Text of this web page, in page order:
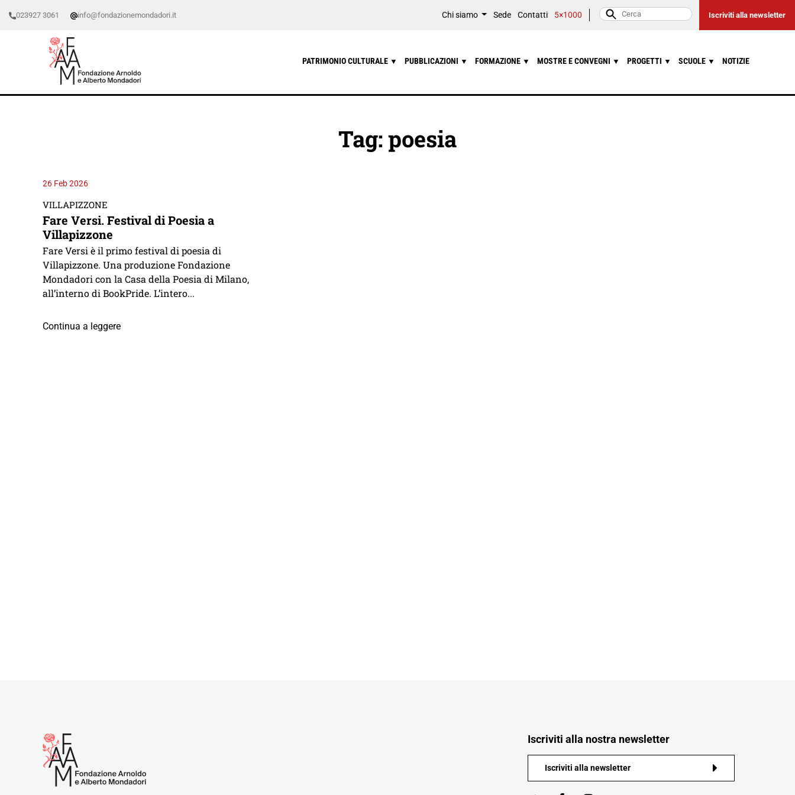
023927 3061 info@fondazionemondadori.it Chi siamo Sede Contatti 5×1000 Iscriviti alla newsletter
PATRIMONIO CULTURALE ▼ PUBBLICAZIONI ▼ FORMAZIONE ▼ MOSTRE E CONVEGNI ▼ PROGETTI ▼ SCUOLE ▼ NOTIZIE
Tag: poesia
26 Feb 2026
VILLAPIZZONE
Fare Versi. Festival di Poesia a
Villapizzone
Fare Versi è il primo festival di poesia di
Villapizzone. Una produzione Fondazione
Mondadori con la Casa della Poesia di Milano,
all’interno di BookPride. L’intero...
Continua a leggere
Iscriviti alla nostra newsletter